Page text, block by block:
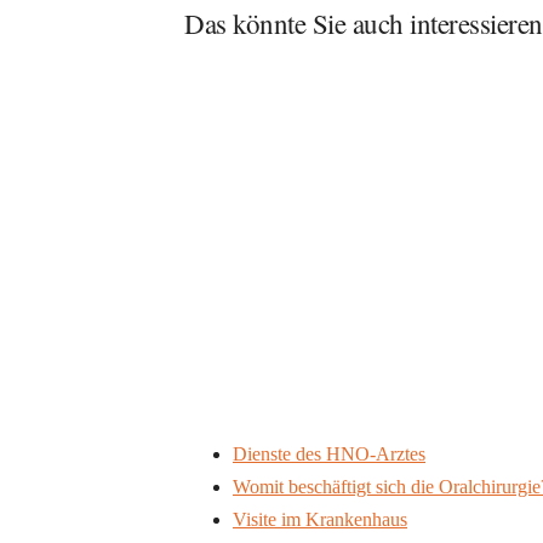
Das könnte Sie auch
Dienste des HNO-Arztes
Womit beschäftigt sich die
Visite im Krankenhaus